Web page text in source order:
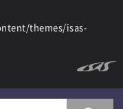
themes/isas-